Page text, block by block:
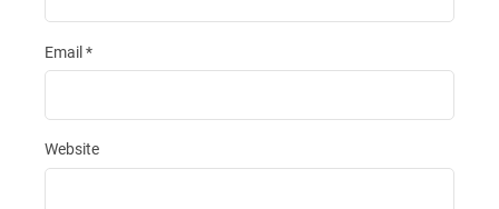
Email*
Website